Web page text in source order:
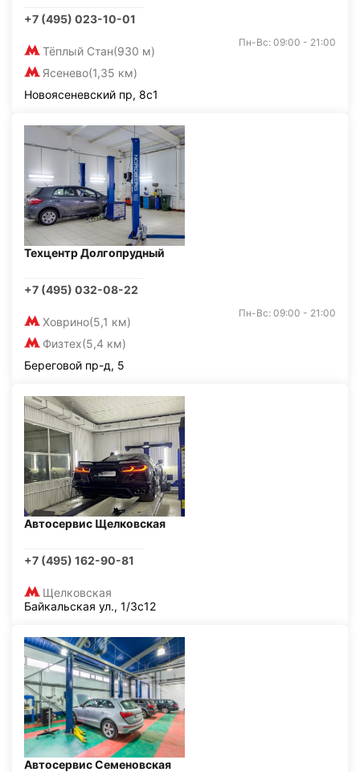
+7 (495) 023-10-01
Тёплый Стан(930 м)
Ясенево(1,35 км)
Пн-Вс: 09:00 - 21:00
Новоясеневский пр, 8с1
Техцентр Долгопрудный
+7 (495) 032-08-22
Ховрино(5,1 км)
Физтех(5,4 км)
Пн-Вс: 09:00 - 21:00
Береговой пр-д, 5
Автосервис Щелковская
+7 (495) 162-90-81
Щелковская
Байкальская ул., 1/3с12
Автосервис Семеновская